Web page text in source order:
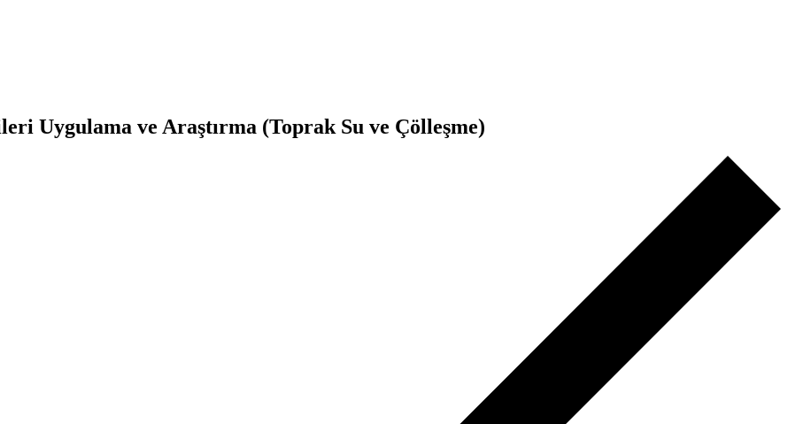
Uygulama ve Araştırma (Toprak Su ve Çölleşme)